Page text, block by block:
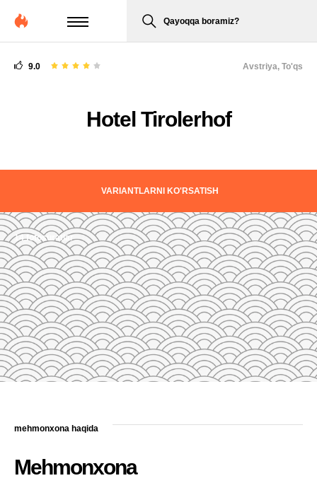
Qayoqqa boramiz?
9.0
Hotel Tirolerhof
Avstriya, To'qs
VARIANTLARNI KO'RSATISH
14 fotosuratlar
mehmonxona haqida
Mehmonxona